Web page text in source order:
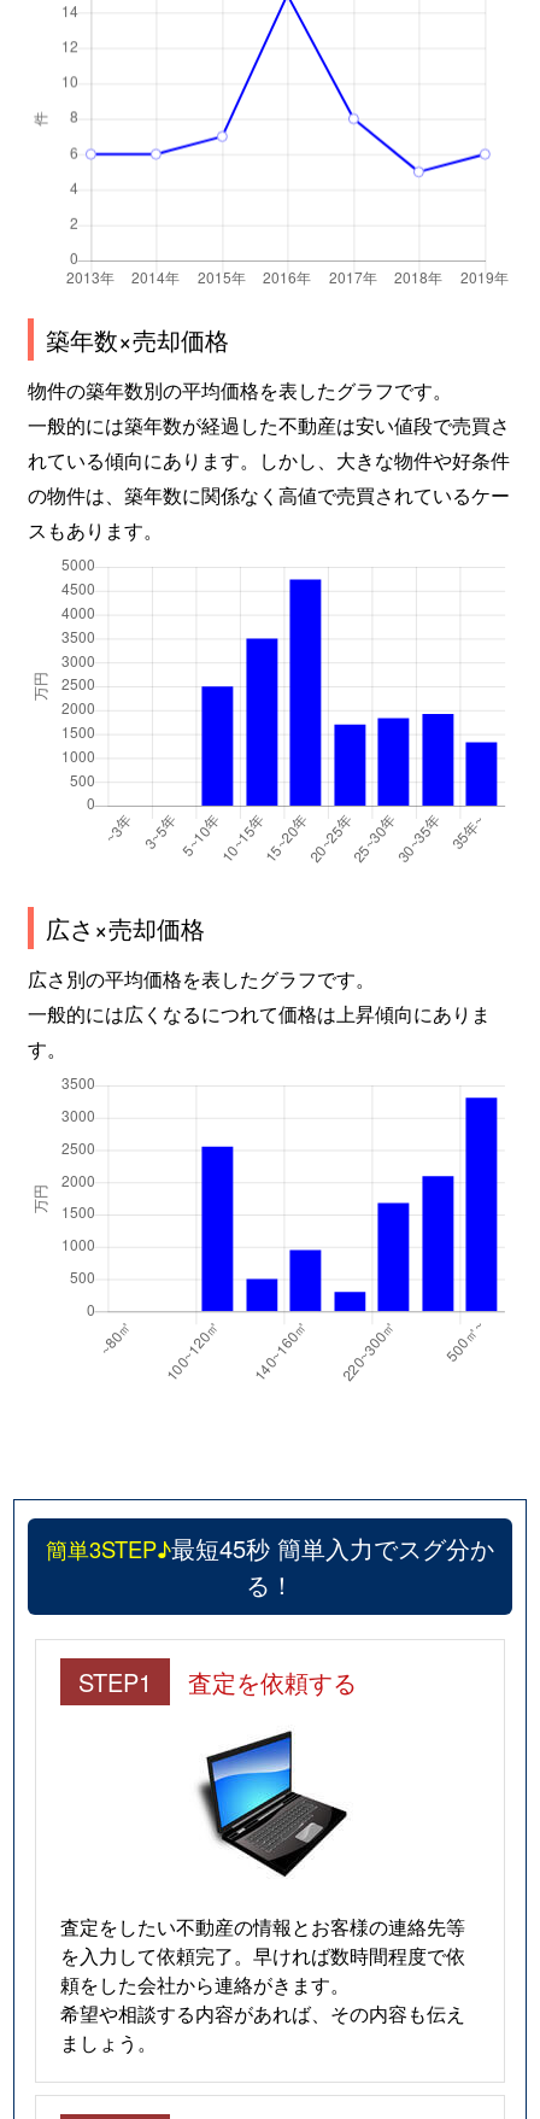
築年数×売却価格
物件の築年数別の平均価格を表したグラフです。
一般的には築年数が経過した不動産は安い値段で売買さ
れている傾向にあります。しかし、大きな物件や好条件
の物件は、築年数に関係なく高値で売買されているケー
スもあります。
広さ×売却価格
広さ別の平均価格を表したグラフです。
一般的には広くなるにつれて価格は上昇傾向にありま
す。
簡単3STEP♪最短45秒 簡単入力でスグ分か
る！
STEP1 査定を依頼する
査定をしたい不動産の情報とお客様の連絡先等
を入力して依頼完了。早ければ数時間程度で依
頼をした会社から連絡がきます。
希望や相談する内容があれば、その内容も伝え
ましょう。